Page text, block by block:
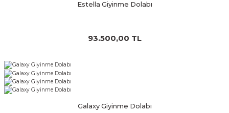
Estella Giyinme Dolabı
93.500,00 TL
Galaxy Giyinme Dolabı